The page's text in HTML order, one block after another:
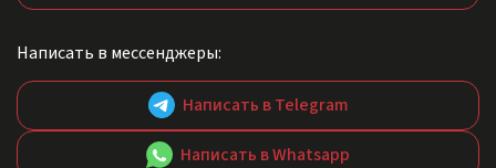
Написать в мессенджеры:
Написать в Telegram
Написать в Whatsapp